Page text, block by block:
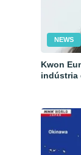
NEWS
Kwon
indústria